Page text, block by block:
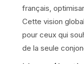
français,
Cette vision
pour ceux qui
de la seule